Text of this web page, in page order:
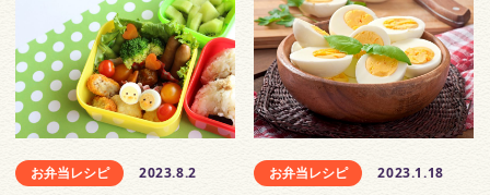
お弁当レシピ 2023.8.2 お弁当レシピ 2023.1.18